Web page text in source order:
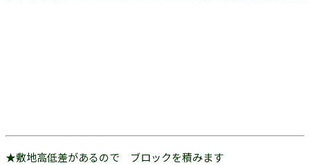
★敷地高低差があるので ブロックを積みます